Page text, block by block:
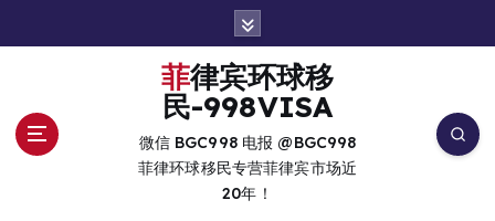
菲律宾环球移
民-998VISA
微信 BGC998 电报 @BGC998
菲律环球移民专营菲律宾市场近
20年！